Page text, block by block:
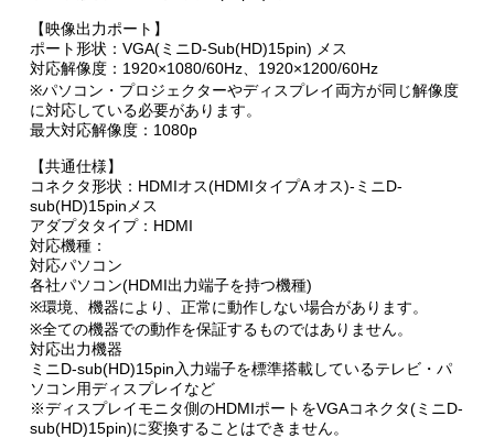
【映像出力ポート】
ポート形状：VGA(ミニD-Sub(HD)15pin) メス
対応解像度：1920×1080/60Hz、1920×1200/60Hz
※パソコン・プロジェクターやディスプレイ両方が同じ解像度
に対応している必要があります。
最大対応解像度：1080p
【共通仕様】
コネクタ形状：HDMIオス(HDMIタイプA オス)-ミニD-
sub(HD)15pinメス
アダプタタイプ：HDMI
対応機種：
対応パソコン
各社パソコン(HDMI出力端子を持つ機種)
※環境、機器により、正常に動作しない場合があります。
※全ての機器での動作を保証するものではありません。
対応出力機器
ミニD-sub(HD)15pin入力端子を標準搭載しているテレビ・パ
ソコン用ディスプレイなど
※ディスプレイモニタ側のHDMIポートをVGAコネクタ(ミニD-
sub(HD)15pin)に変換することはできません。